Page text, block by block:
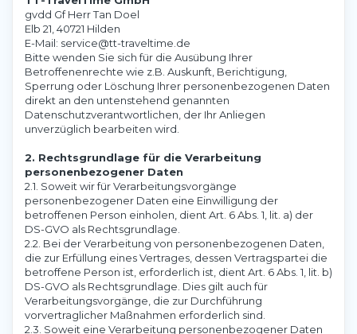
gvdd Gf Herr Tan Doel
Elb 21, 40721 Hilden
E-Mail: service@tt-traveltime.de
Bitte wenden Sie sich für die Ausübung Ihrer
Betroffenenrechte wie z.B. Auskunft, Berichtigung,
Sperrung oder Löschung Ihrer personenbezogenen Daten
direkt an den untenstehend genannten
Datenschutzverantwortlichen, der Ihr Anliegen
unverzüglich bearbeiten wird.
2. Rechtsgrundlage für die Verarbeitung
personenbezogener Daten
2.1. Soweit wir für Verarbeitungsvorgänge
personenbezogener Daten eine Einwilligung der
betroffenen Person einholen, dient Art. 6 Abs. 1, lit. a) der
DS-GVO als Rechtsgrundlage.
2.2. Bei der Verarbeitung von personenbezogenen Daten,
die zur Erfüllung eines Vertrages, dessen Vertragspartei die
betroffene Person ist, erforderlich ist, dient Art. 6 Abs. 1, lit. b)
DS-GVO als Rechtsgrundlage. Dies gilt auch für
Verarbeitungsvorgänge, die zur Durchführung
vorvertraglicher Maßnahmen erforderlich sind.
2.3. Soweit eine Verarbeitung personenbezogener Daten